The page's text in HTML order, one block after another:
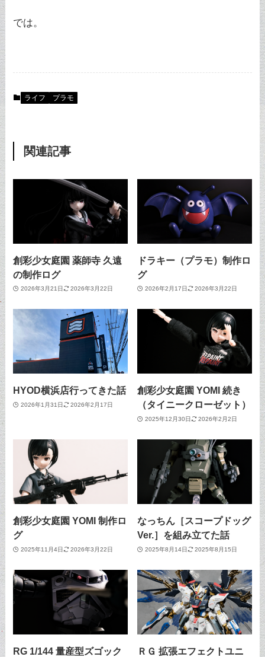
では。
ライフ プラモ
関連記事
創彩少女庭園 薬師寺 久遠
の制作ログ
2026年3月21日 2026年3月22日
ドラキー（プラモ）制作ロ
グ
2026年2月17日 2026年3月22日
HYOD横浜店行ってきた話
2026年1月31日 2026年2月17日
創彩少女庭園 YOMI 続き
（タイニークローゼット）
2025年12月30日 2026年2月2日
創彩少女庭園 YOMI 制作ロ
グ
2025年11月4日 2026年3月22日
なっちん［スコープドッグ
Ver.］を組み立てた話
2025年8月14日 2025年8月15日
RG 1/144 量産型ズゴック
ＲＧ 拡張エフェクトユニ